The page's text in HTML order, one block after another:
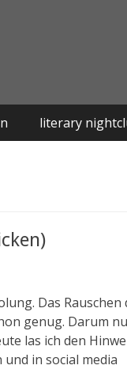
literary
Das Rauschen
genug. Darum
las ich den
in social media